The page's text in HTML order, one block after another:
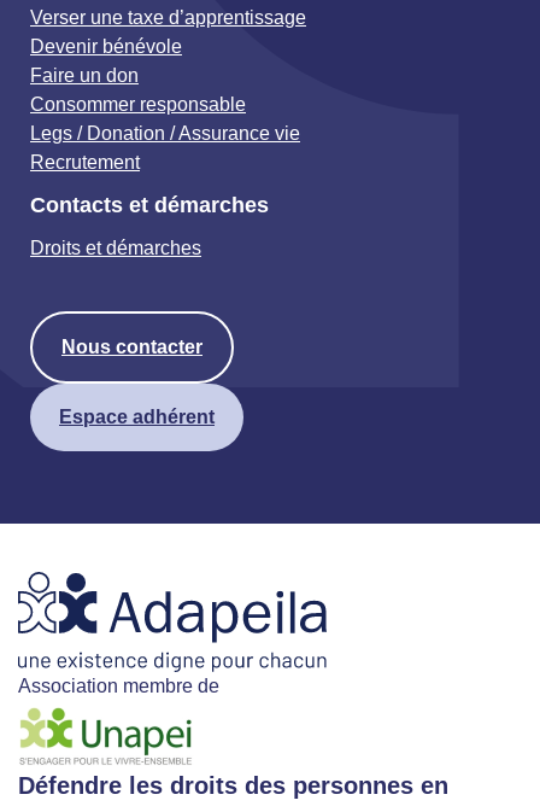
Verser une taxe d’apprentissage
Devenir bénévole
Faire un don
Consommer responsable
Legs / Donation / Assurance vie
Recrutement
Contacts et démarches
Droits et démarches
Nous contacter
Espace adhérent
Association membre de
Défendre les droits des personnes en